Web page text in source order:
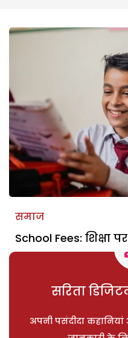
समाज
School Fees: शिक्षा
सरिता
अपनी पसंदीदा